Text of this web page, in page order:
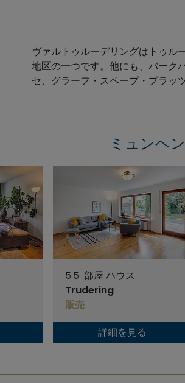
ヴァルトゥルーデリングはトゥル
地区の一つです。他にも、バーク
セ、グラーフ・スペープ・プラッ
ミュンヘ
5.5-部屋 ハウス
Trudering
販売
詳細を見る